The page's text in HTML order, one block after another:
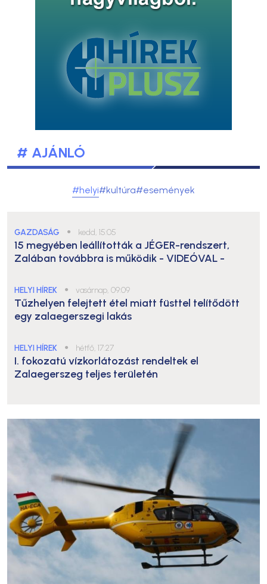
# AJÁNLÓ
#helyi#kultúra#események
GAZDASÁG ● kedd, 15:05
15 megyében leállították a JÉGER-rendszert,
Zalában továbbra is működik - VIDEÓVAL -
HELYI HÍREK ● vasárnap, 09:09
Tűzhelyen felejtett étel miatt füsttel telítődött
egy zalaegerszegi lakás
HELYI HÍREK ● hétfő, 17:27
I. fokozatú vízkorlátozást rendeltek el
Zalaegerszeg teljes területén